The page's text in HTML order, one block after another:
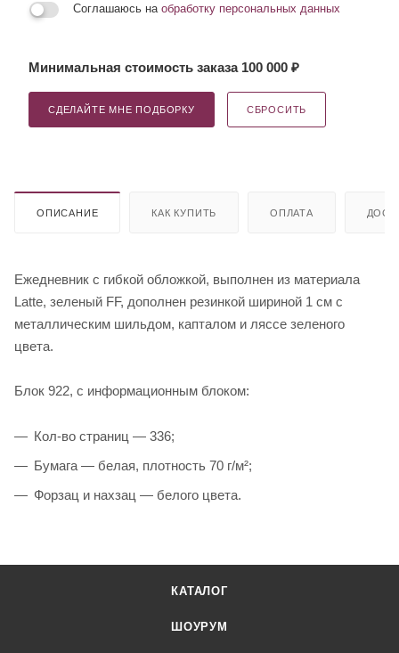
Соглашаюсь на обработку персональных данных
Минимальная стоимость заказа 100 000 ₽
СДЕЛАЙТЕ МНЕ ПОДБОРКУ СБРОСИТЬ
ОПИСАНИЕ КАК КУПИТЬ ОПЛАТА
Ежедневник с гибкой обложкой, выполнен из материала
Latte, зеленый FF, дополнен резинкой шириной 1 см с
металлическим шильдом, капталом и ляссе зеленого
цвета.
Блок 922, с информационным блоком:
Кол-во страниц — 336;
Бумага — белая, плотность 70 г/м²;
Форзац и нахзац — белого цвета.
КАТАЛОГ
ШОУРУМ